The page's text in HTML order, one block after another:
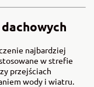
najbardziej
w strefie
przejściach
wody i wiatru.